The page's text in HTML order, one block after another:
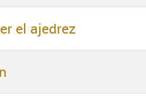
el ajedrez